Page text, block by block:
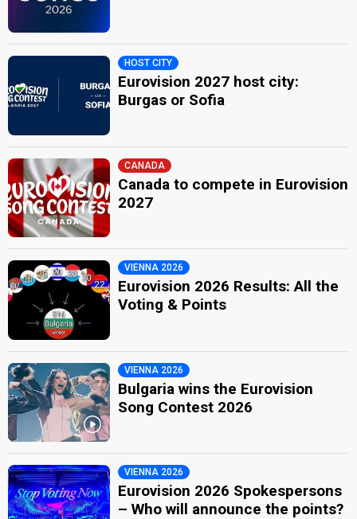
HOST CITY
Eurovision 2027 host city:
Burgas or Sofia
CANADA
Canada to compete in Eurovision
2027
VIENNA 2026
Eurovision 2026 Results: All the
Voting & Points
VIENNA 2026
Bulgaria wins the Eurovision
Song Contest 2026
VIENNA 2026
Eurovision 2026 Spokespersons
– Who will announce the points?